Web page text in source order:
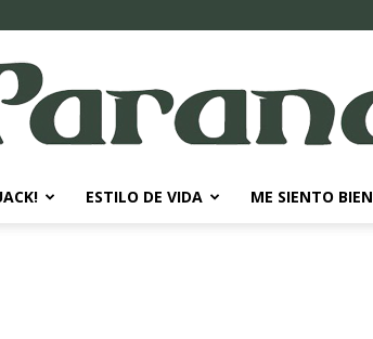
ESTILO DE VIDA ME SIENTO BIEN